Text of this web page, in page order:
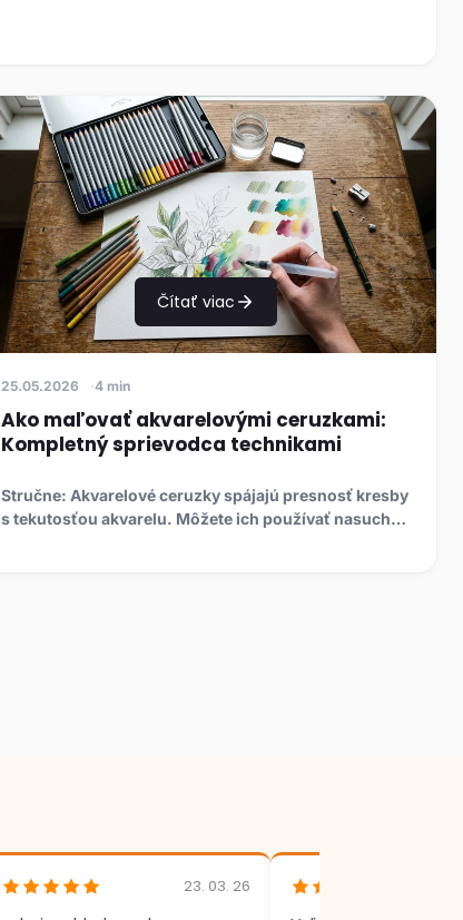
Čítať viac
25.05.2026 4 min
Ako maľovať akvarelovými ceruzkami:
Kompletný sprievodca technikami
Stručne: Akvarelové ceruzky spájajú presnosť kresby
s tekutosťou akvarelu. Môžete ich používať nasucho
23. 03. 26